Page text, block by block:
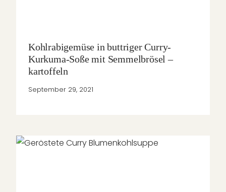
Kohlrabigemüse in buttriger Curry-
Kurkuma-Soße mit Semmelbrösel –
kartoffeln
September 29, 2021